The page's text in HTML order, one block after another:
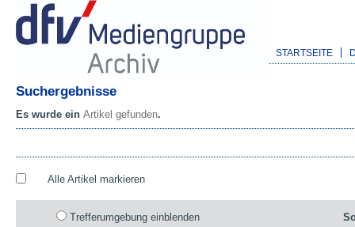
STARTSEITE
Suchergebnisse
Es wurde ein Artikel gefunden.
Alle Artikel markieren
Trefferumgebung einblenden